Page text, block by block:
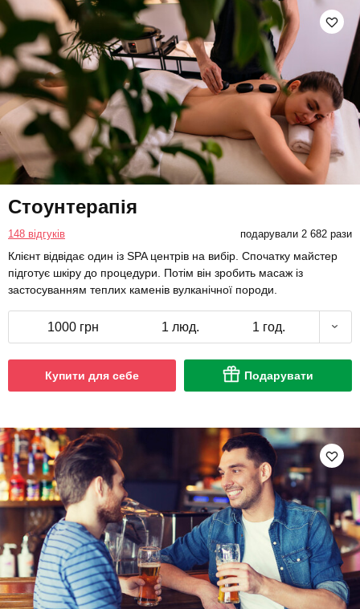
Стоунтерапія
148 відгуків подарували 2 682 рази
Клієнт відвідає один із SPA центрів на вибір. Спочатку майстер
підготує шкіру до процедури. Потім він зробить масаж із
застосуванням теплих каменів вулканічної породи.
1000 грн 1 люд. 1 год.
Купити для себе Подарувати